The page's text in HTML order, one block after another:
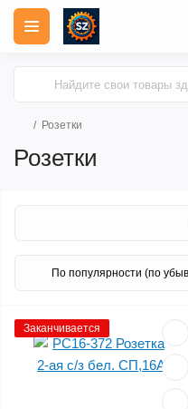
Розетки
Розетки
Заканчивается